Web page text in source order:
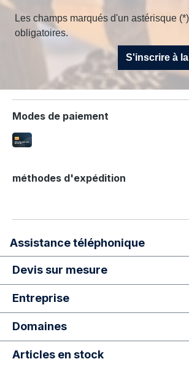
Les champs marqués d'un astérisque
obligatoires.
S'inscrire à
Modes de paiement
méthodes d'expédition
Assistance téléphonique
Devis sur mesure
Entreprise
Domaines
Articles en stock